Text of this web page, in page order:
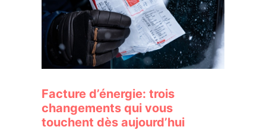
Facture d’énergie: trois
changements qui vous
touchent dès aujourd’hui